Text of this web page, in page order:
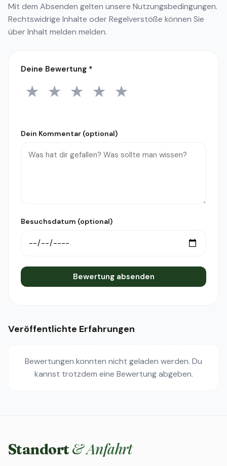
Mit dem Absenden gelten unsere Nutzungsbedingungen.
Rechtswidrige Inhalte oder Regelverstöße können Sie
überInhalt melden melden.
Deine Bewertung *
1 Stern
★ 2 Sterne
★ 3 Sterne
★ 4 Sterne
★ 5 Sterne
★
Dein Kommentar (optional)
Besuchsdatum (optional)
Bewertung absenden
Veröffentlichte Erfahrungen
Bewertungen konnten nicht geladen werden. Du
kannst trotzdem eine Bewertung abgeben.
Standort & Anfahrt